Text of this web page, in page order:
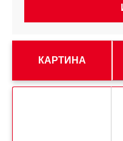
КАРТИНА